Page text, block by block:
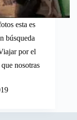
esta es
búsqueda
por el
nosotras